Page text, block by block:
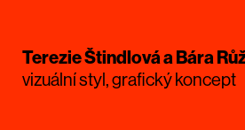
Terezie Štindlová a Bára
vizuální styl, grafický koncept